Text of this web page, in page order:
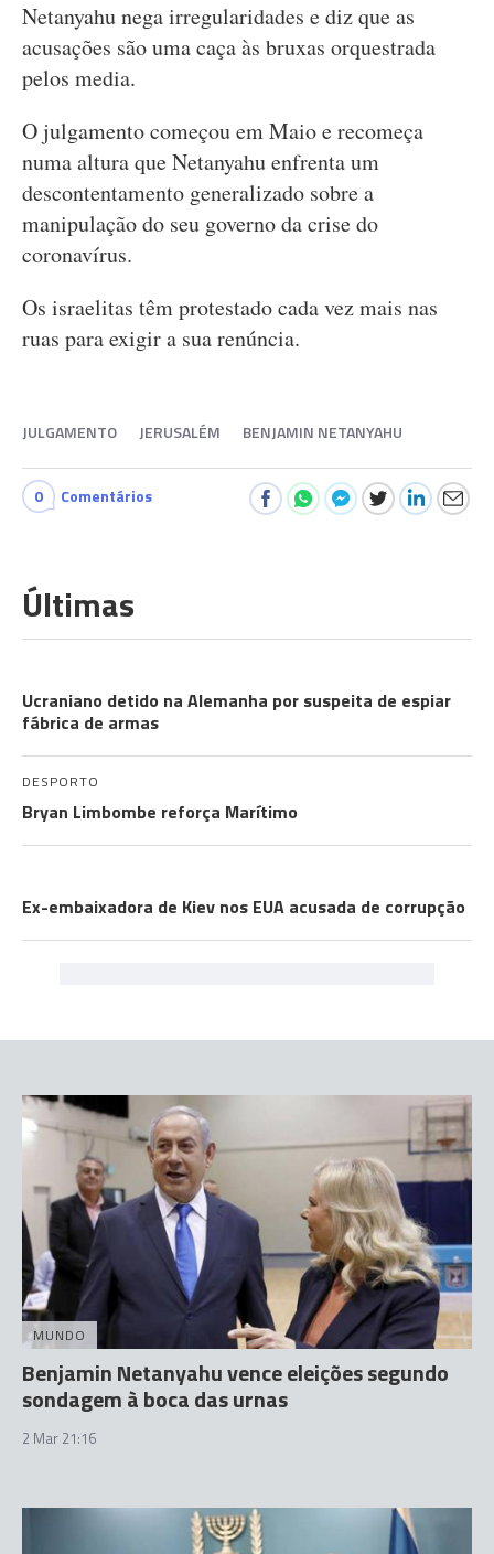
Netanyahu nega irregularidades e diz que as
acusações são uma caça às bruxas orquestrada
pelos media.
O julgamento começou em Maio e recomeça
numa altura que Netanyahu enfrenta um
descontentamento generalizado sobre a
manipulação do seu governo da crise do
coronavírus.
Os israelitas têm protestado cada vez mais nas
ruas para exigir a sua renúncia.
JULGAMENTO JERUSALÉM BENJAMIN NETANYAHU
0 Comentários
Últimas
Ucraniano detido na Alemanha por suspeita de espiar
fábrica de armas
DESPORTO
Bryan Limbombe reforça Marítimo
Ex-embaixadora de Kiev nos EUA acusada de corrupção
MUNDO
Benjamin Netanyahu vence eleições segundo
sondagem à boca das urnas
2 Mar 21:16